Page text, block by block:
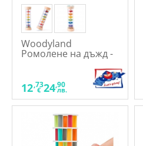
Woodyland
Ромолене на дъжд -
12,73
€ 24,90
лв.